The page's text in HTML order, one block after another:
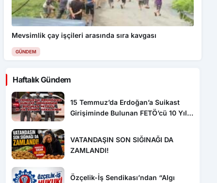
Mevsimlik çay işçileri arasında sıra kavgası
GÜNDEM
Haftalık Gündem
15 Temmuz’da Erdoğan’a Suikast
Girişiminde Bulunan FETÖ’cü 10 Yıl
VATANDAŞIN SON SIĞINAĞI DA
ZAMLANDI!
Özçelik-İş Sendikası’ndan “Algı